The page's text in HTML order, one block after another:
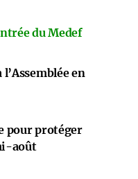
du Medef
en
pour protéger
août